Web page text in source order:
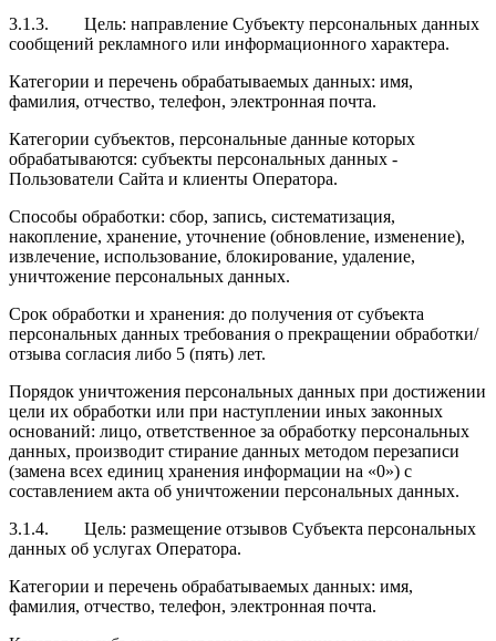
3.1.3.
Цель: направление Субъекту персональных данных
сообщений рекламного или информационного характера.
Категории и перечень обрабатываемых данных: имя,
фамилия, отчество, телефон, электронная почта.
Категории субъектов, персональные данные которых
обрабатываются: субъекты персональных данных -
Пользователи Сайта и клиенты Оператора.
Способы обработки: сбор, запись, систематизация,
накопление, хранение, уточнение (обновление, изменение),
извлечение, использование, блокирование, удаление,
уничтожение персональных данных.
Срок обработки и хранения: до получения от субъекта
персональных данных требования о прекращении обработки/
отзыва согласия либо 5 (пять) лет.
Порядок уничтожения персональных данных при достижении
цели их обработки или при наступлении иных законных
оснований: лицо, ответственное за обработку персональных
данных, производит стирание данных методом перезаписи
(замена всех единиц хранения информации на «0») с
составлением акта об уничтожении персональных данных.
3.1.4.
Цель: размещение отзывов Субъекта персональных
данных об услугах Оператора.
Категории и перечень обрабатываемых данных: имя,
фамилия, отчество, телефон, электронная почта.